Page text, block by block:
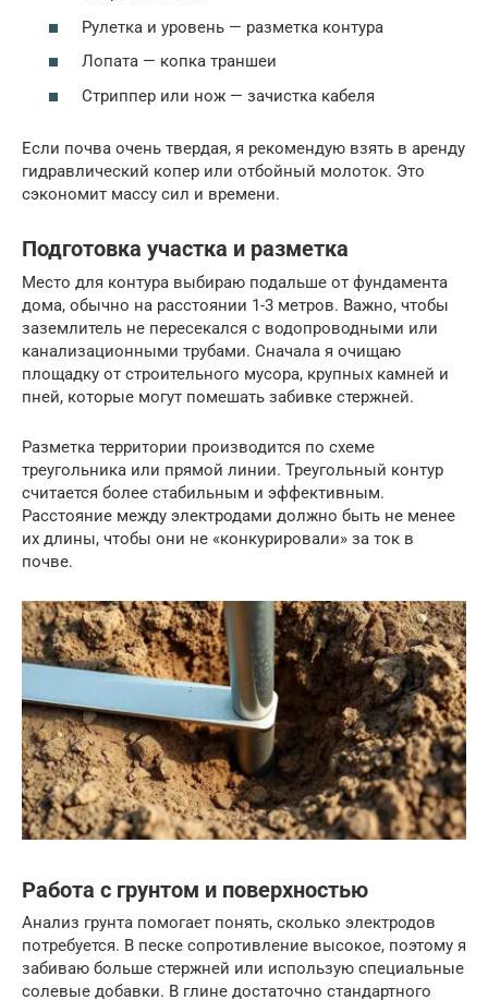
Рулетка и уровень — разметка контура
Лопата — копка траншеи
Стриппер или нож — зачистка кабеля
Если почва очень твердая, я рекомендую взять в аренду
гидравлический копер или отбойный молоток. Это
сэкономит массу сил и времени.
Подготовка участка и разметка
Место для контура выбираю подальше от фундамента
дома, обычно на расстоянии 1-3 метров. Важно, чтобы
заземлитель не пересекался с водопроводными или
канализационными трубами. Сначала я очищаю
площадку от строительного мусора, крупных камней и
пней, которые могут помешать забивке стержней.
Разметка территории производится по схеме
треугольника или прямой линии. Треугольный контур
считается более стабильным и эффективным.
Расстояние между электродами должно быть не менее
их длины, чтобы они не «конкурировали» за ток в
почве.
Работа с грунтом и поверхностью
Анализ грунта помогает понять, сколько электродов
потребуется. В песке сопротивление высокое, поэтому я
забиваю больше стержней или использую специальные
солевые добавки. В глине достаточно стандартного